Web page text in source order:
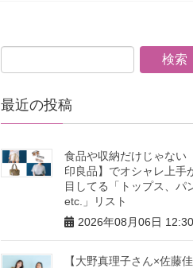
最近の投稿
食品や収納だけじゃない
印良品】でオシャレ上手
目してる「トップス、パ
etc.」リスト
2026年08月06日 12:30
【大野真理子さん×佐藤